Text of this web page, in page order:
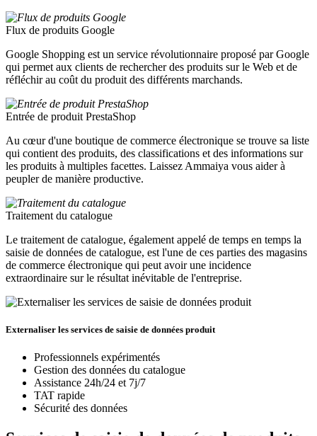
Flux de produits Google
Google Shopping est un service révolutionnaire proposé par Google
qui permet aux clients de rechercher des produits sur le Web et de
réfléchir au coût du produit des différents marchands.
Entrée de produit PrestaShop
Au cœur d'une boutique de commerce électronique se trouve sa liste
qui contient des produits, des classifications et des informations sur
les produits à multiples facettes. Laissez Ammaiya vous aider à
peupler de manière productive.
Traitement du catalogue
Le traitement de catalogue, également appelé de temps en temps la
saisie de données de catalogue, est l'une de ces parties des magasins
de commerce électronique qui peut avoir une incidence
extraordinaire sur le résultat inévitable de l'entreprise.
Externaliser les services de saisie de données produit
Professionnels expérimentés
Gestion des données du catalogue
Assistance 24h/24 et 7j/7
TAT rapide
Sécurité des données